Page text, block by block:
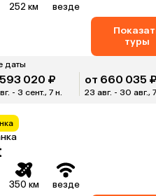
252 км везде
туры
даты
020 ₽
- 3 сент., 7 н.
от 660 035 ₽
23 авг. - 30 авг., 7
350 км везде